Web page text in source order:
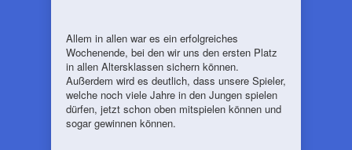
Allem in allen war es ein erfolgreiches
Wochenende, bei den wir uns den ersten Platz
in allen Altersklassen sichern können.
Außerdem wird es deutlich, dass unsere Spieler,
welche noch viele Jahre in den Jungen spielen
dürfen, jetzt schon oben mitspielen können und
sogar gewinnen können.